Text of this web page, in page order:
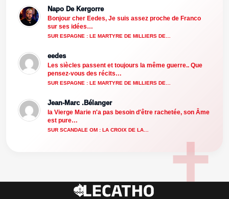
Napo De Kergorre
Bonjour cher Eedes, Je suis assez proche de Franco
sur ses idées…
SUR ESPAGNE : LE MARTYRE DE MILLIERS DE…
eedes
Les siècles passent et toujours la même guerre.. Que
pensez-vous des récits…
SUR ESPAGNE : LE MARTYRE DE MILLIERS DE…
Jean-Marc .Bélanger
la Vierge Marie n'a pas besoin d'être rachetée, son Âme
est pure…
SUR SCANDALE OM : LA CROIX DE LA…